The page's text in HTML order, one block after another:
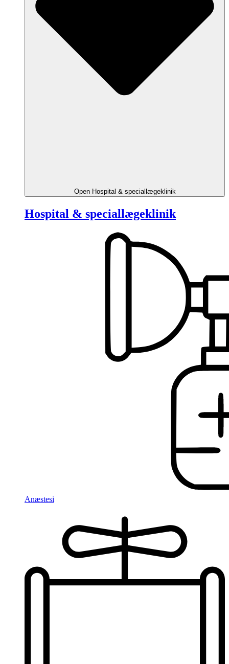
Open Hospital & speciallægeklinik
Hospital & speciallægeklinik
Anæstesi